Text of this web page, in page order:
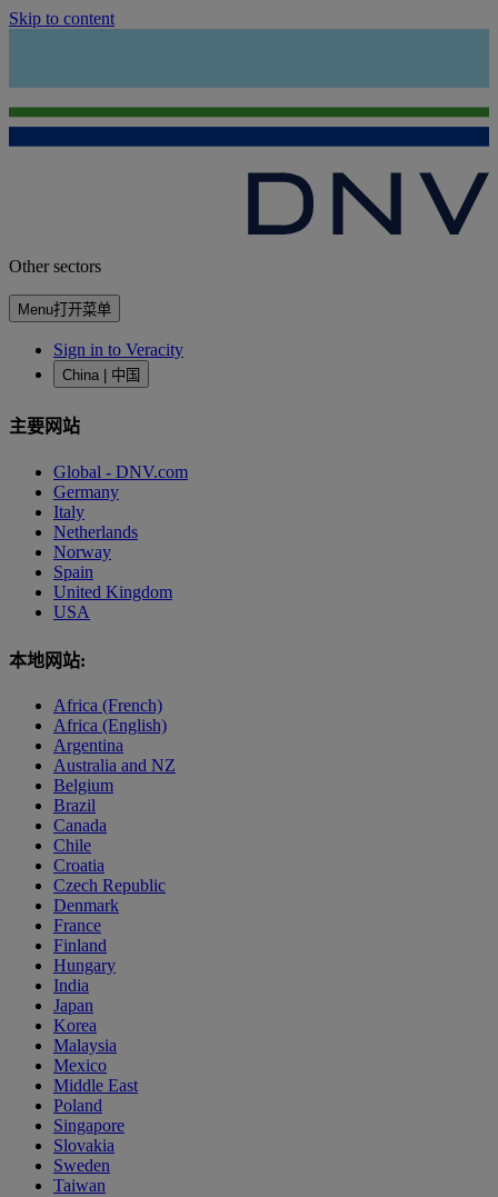
Skip to content
Other sectors
Menu打开菜单
Sign in to Veracity
China | 中国
主要网站
Global - DNV.com
Germany
Italy
Netherlands
Norway
Spain
United Kingdom
USA
本地网站:
Africa (French)
Africa (English)
Argentina
Australia and NZ
Belgium
Brazil
Canada
Chile
Croatia
Czech Republic
Denmark
France
Finland
Hungary
India
Japan
Korea
Malaysia
Mexico
Middle East
Poland
Singapore
Slovakia
Sweden
Taiwan